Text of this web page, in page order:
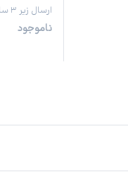
ارسال زیر ۳ ساعت
ناموجود